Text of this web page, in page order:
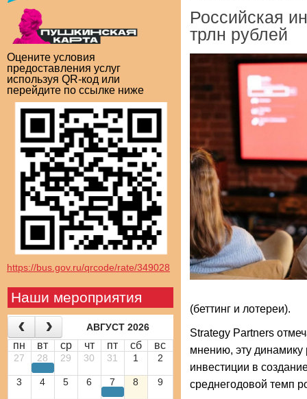
Оцените условия
предоставления услуг
используя QR-код или
перейдите по ссылке ниже
https://bus.gov.ru/qrcode/rate/349028
Наши мероприятия
АВГУСТ 2026
пн вт ср чт пт сб вс
27 28 29 30 31 1 2
3 4 5 6 7 8 9
Российская
трлн рублей
(беттинг и лотереи).
Strategy Partners
мнению, эту динамику
инвестиции в
среднегодовой темп